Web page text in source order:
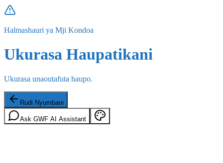
Halmashauri ya Mji Kondoa
Ukurasa Haupatikani
Ukurasa unaoutafuta haupo.
Rudi Nyumbani
Ask GWF AI Assistant